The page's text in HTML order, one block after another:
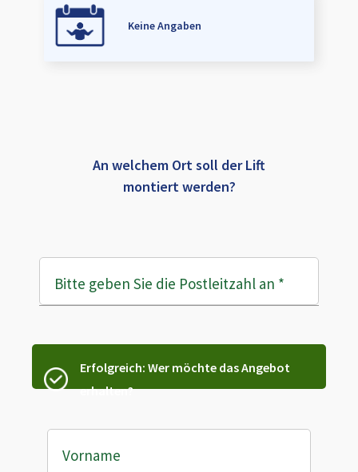
Keine Angaben
An welchem Ort soll der Lift
montiert werden?
Bitte geben Sie die Postleitzahl an *
Erfolgreich: Wer möchte das Angebot
erhalten?
Vorname